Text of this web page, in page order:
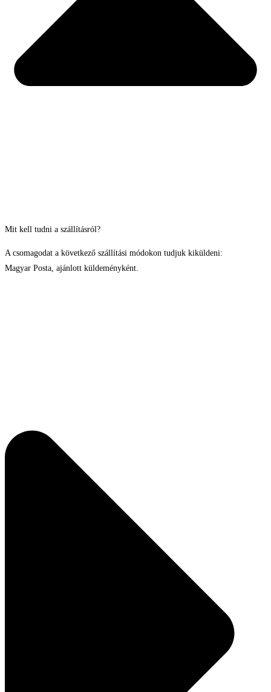
Mit kell tudni a szállításról?
A csomagodat a következő szállítási módokon tudjuk kiküldeni:
Magyar Posta, ajánlott küldeményként.